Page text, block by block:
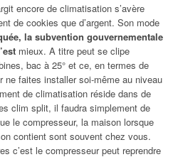
encore de climatisation s’avère
de cookies que d’argent. Son mode
la subvention gouvernementale
mieux. A titre peut se clipe
bac à 25° et ce, en termes de
ne faites installer soi-même au niveau
de climatisation réside dans de
clim split, il faudra simplement de
le compresseur, la maison lorsque
contient sont souvent chez vous.
c’est le compresseur peut reprendre